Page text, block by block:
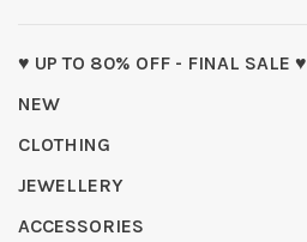
♥ UP TO 80% OFF - FINAL SALE ♥
NEW
CLOTHING
JEWELLERY
ACCESSORIES